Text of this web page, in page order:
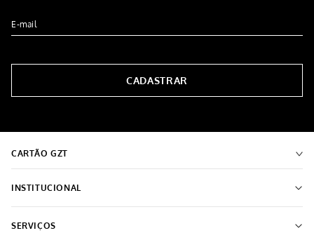
CADASTRAR
CARTÃO GZT
INSTITUCIONAL
SERVIÇOS